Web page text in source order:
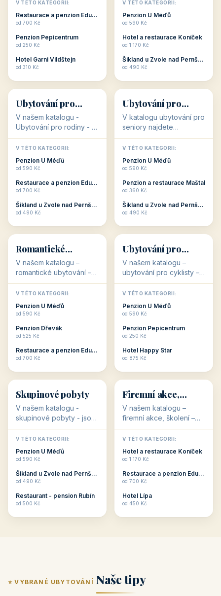
dovolenou přímo
souvisejí. Aktivní
odpočinek jso...
V TÉTO KATEGORII:
Restaurace a penzion Eduard
od 700 Kč
Penzion Pepicentrum
od 250 Kč
Hotel Garni Vildštejn
od 310 Kč
cenově dostupné
ubytování v ČR. Budete
c...
V TÉTO KATEGORII:
Penzion U Méďů
od 590 Kč
Hotel a restaurace Koníček
od 1 170 Kč
Šikland u Zvole nad Pernštejnem
od 490 Kč
👨‍👩‍👧‍👦
👨‍👩‍👧‍👦
34 objektů
Ubytování pro
rodiny
V našem katalogu -
Ubytování pro rodiny -
jsou pro Vás připraveny
objekty, které svojí
polohou či vybaveností,
nabízí klidné ubytování
V TÉTO KATEGORII:
Penzion U Méďů
od 590 Kč
Restaurace a penzion Eduard
od 700 Kč
Šikland u Zvole nad Pernštejnem
od 490 Kč
🧓
🧓
33 objektů
Ubytování pro
seniory
V katalogu ubytování pro
seniory najdete
penziony a hotely, které
jsou přizpůsobeny pro
ubytování klientů vyššího
věku. Některé z nich
V TÉTO KATEGORII:
Penzion U Méďů
od 590 Kč
Penzion a restaurace Maštal
od 360 Kč
Šikland u Zvole nad Pernštejnem
od 490 Kč
💕
💕
Romantické
ubytování
V našem katalogu –
romantické ubytování –
jsou pro Vás připraveny
objekty, které svojí
stavbou, polohou anebo
zaměřením nabízí
Romantické ...
V TÉTO KATEGORII:
Penzion U Méďů
od 590 Kč
Penzion Dřevák
od 525 Kč
Restaurace a penzion Eduard
od 700 Kč
🚴
🚴
32 objektů
Ubytování pro
cyklisty
V našem katalogu –
ubytování pro cyklisty –
jsou pro Vás připraveny
objekty, které jsou na
milovníky cykloturistiky
připraveny. Většinou mají
V TÉTO KATEGORII:
Penzion U Méďů
od 590 Kč
Penzion Pepicentrum
od 250 Kč
Hotel Happy Star
od 875 Kč
👥
👥
32 objektů
Skupinové pobyty
V našem katalogu -
skupinové pobyty - jsou
pro Vás připraveny
objekty, které nabízí
ubytování skupin v
penzionech, hotelích a
Budete překva...
V TÉTO KATEGORII:
Penzion U Méďů
od 590 Kč
Šikland u Zvole nad Pernštejnem
od 490 Kč
Restaurant - pension Rubín
od 500 Kč
💼
💼
31 objektů
Firemní akce,
školení
V našem katalogu –
firemní akce, školení –
jsou pro Vás připraveny
objekty, které mají
zkušenosti pořádat i
menší firemní akce a
ob...
V TÉTO KATEGORII:
Hotel a restaurace Koníček
od 1 170 Kč
Restaurace a penzion Eduard
od 700 Kč
Hotel Lípa
od 450 Kč
⭐ VYBRANÉ UBYTOVÁNÍ Naše tipy